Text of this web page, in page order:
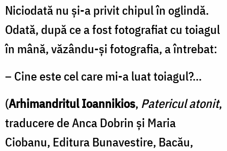
Niciodată nu şi-a privit chipul în oglindă.
Odată, după ce a fost fotografiat cu toiagul
în mână, văzându-şi fotografia, a întrebat:
– Cine este cel care mi-a luat toiagul?...
(Arhimandritul Ioannikios, Patericul atonit,
traducere de Anca Dobrin și Maria
Ciobanu, Editura Bunavestire, Bacău,